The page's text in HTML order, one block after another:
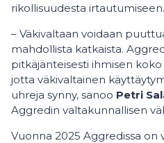
rikollisuudesta irtautumiseen.
– Väkivaltaan voidaan
mahdollista katkaista.
pitkäjänteisesti ihmisen
jotta väkivaltainen
uhreja synny, sanoo Petri
Aggredin valtakunnallisen
Vuonna 2025 Aggredissa on